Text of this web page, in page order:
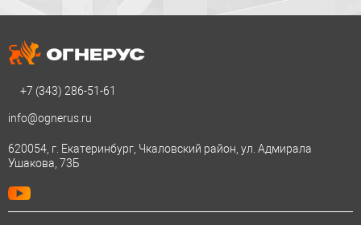
+7 (343) 286-51-61
info@ognerus.ru
620054, г. Екатеринбург, Чкаловский район, ул. Адмирала
Ушакова, 73Б